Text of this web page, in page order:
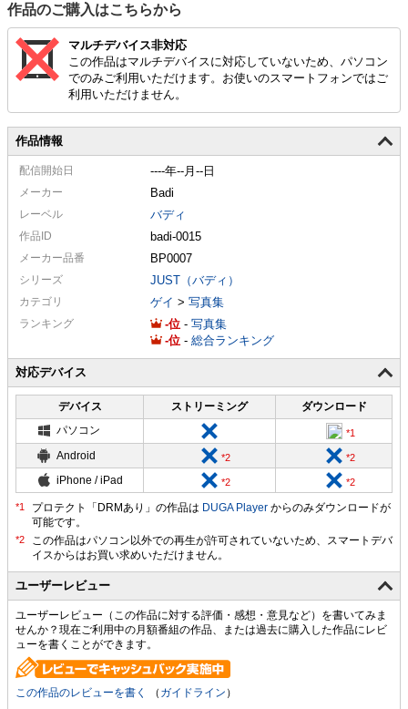
作品のご購入はこちらから
マルチデバイス非対応
この作品はマルチデバイスに対応していないため、パソコン
でのみご利用いただけます。お使いのスマートフォンではご
利用いただけません。
作品情報
配信開始日 ----年--月--日
メーカー Badi
レーベル バディ
作品ID badi-0015
メーカー品番 BP0007
シリーズ JUST（バディ）
カテゴリ ゲイ > 写真集
ランキング - - 写真集
-
- 総合ランキング
対応デバイス
デバイス ストリーミング
ダウンロード
パソコン
Android
iPhone / iPad
プロテクト「DRMあり」の作品は DUGA Player からのみダウンロードが
可能です。
ユーザーレビュー
ユーザーレビュー（この作品に対する評価・感想・意見など）を書いてみま
せんか？現在ご利用中の月額番組の作品、または過去に購入した作品にレビ
ューを書くことができます。
この作品のレビューを書く （ ガイドライン ）